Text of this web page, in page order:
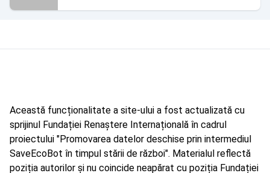
Această funcționalitate a site-ului a fost actualizată cu
sprijinul Fundației Renaștere Internațională în cadrul
proiectului "Promovarea datelor deschise prin intermediul
SaveEcoBot în timpul stării de război". Materialul reflectă
poziția autorilor și nu coincide neapărat cu poziția Fundației